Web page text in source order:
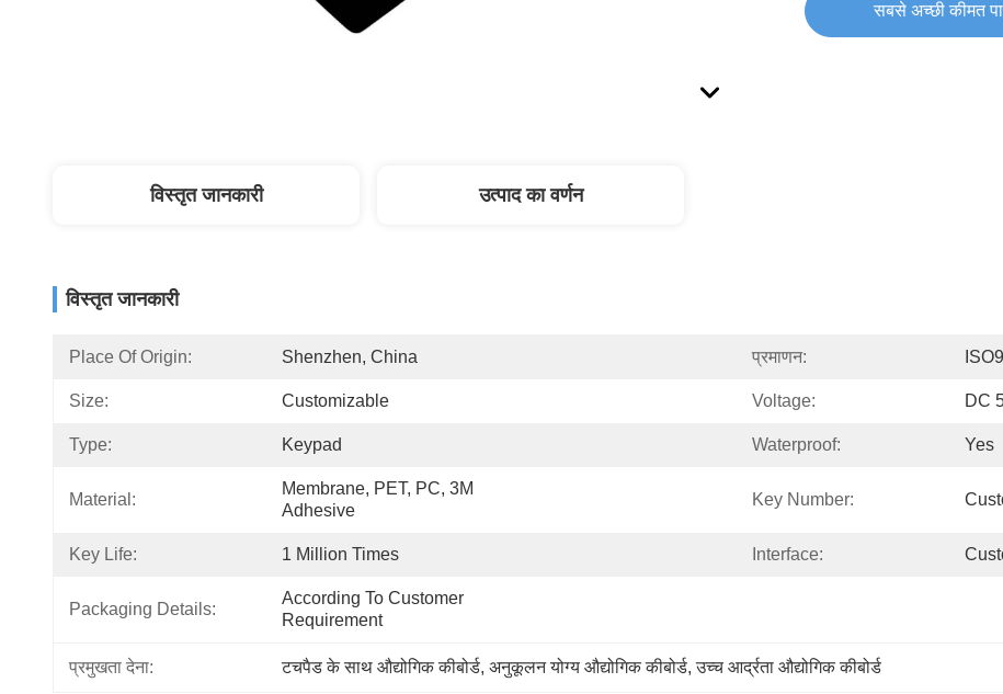
सबसे अच्छी कीमत
विस्तृत जानकारी उत्पाद का वर्णन
विस्तृत जानकारी
Place Of Origin: Shenzhen, China प्रमाणन:
Size: Customizable Voltage: DC
Type: Keypad Waterproof: Yes
Material:
Membrane, PET, PC, 3M
Adhesive
Key Number:
Key Life: 1 Million Times Interface:
Packaging Details:
According To Customer
Requirement
प्रमुखता देना: टचपैड के साथ औद्योगिक कीबोर्ड, अनुकूलन योग्य औद्योगिक कीबोर्ड, उच्च आर्द्रता औद्योगिक कीबोर्ड